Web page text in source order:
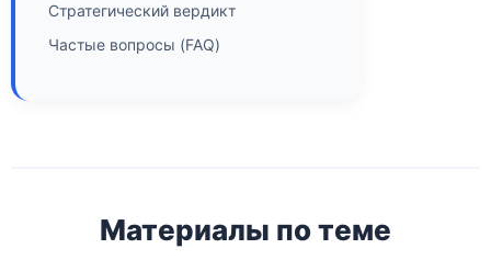
Стратегический вердикт
Частые вопросы (FAQ)
Материалы по теме